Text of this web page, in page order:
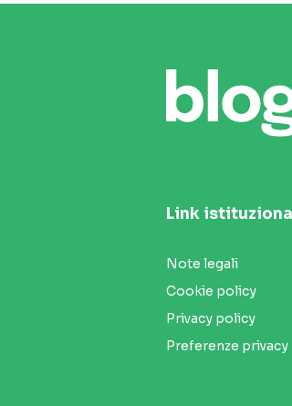
Link
Note legali
Cookie policy
Privacy policy
Preferenze privacy